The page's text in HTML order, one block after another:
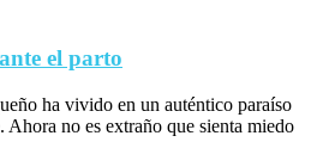
el parto
ha vivido en un auténtico paraíso
Ahora no es extraño que sienta miedo